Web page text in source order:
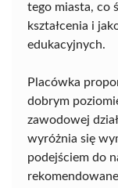
tego miasta, co
kształcenia i
edukacyjnych.
Placówka
dobrym
zawodowej
wyróżnia się
podejściem do